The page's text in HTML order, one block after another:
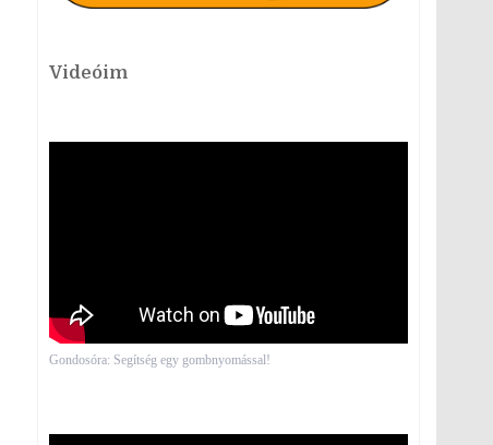
Videóim
Gondosóra: Segítség egy gombnyomással!